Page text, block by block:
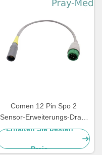
Comen 12 Pin Spo 2
Sensor-Erweiterungs-Draht
Grey Color des Adapter-
Erhalten Sie besten
Preis